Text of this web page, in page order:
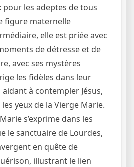
les adeptes de tous
figure maternelle
elle est priée avec
de détresse et de
avec ses mystères
les fidèles dans leur
à contempler Jésus,
yeux de la Vierge Marie.
s’exprime dans les
le sanctuaire de Lourdes,
en quête de
illustrant le lien